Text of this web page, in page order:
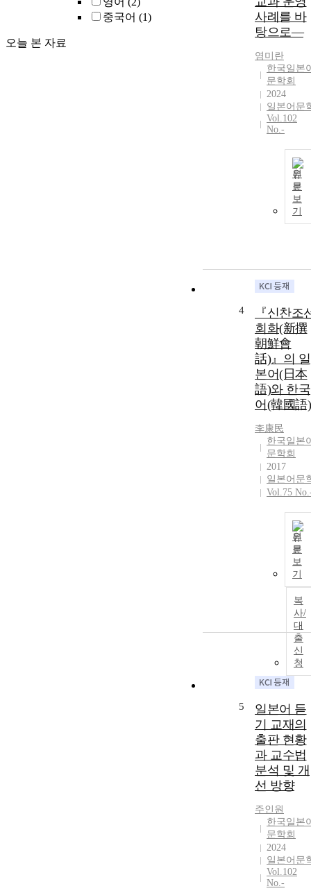
중국어 (1)
오늘 본 자료
사례를 바
탕으로―
염미란
한국일본
문학회
2024
일본어문
Vol.102
No.-
원
문
보
기
4
『신찬조
회화(新撰
朝鮮會
話)』의 일
본어(日本
語)와 한국
어(韓國語)
李康民
한국일본
문학회
2017
일본어문
Vol.75
원
문
보
기
복
사/
대
출
신
청
5
일본어 듣
기 교재의
출판 현황
과 교수법
분석 및 개
선 방향
주인원
한국일본
문학회
2024
일본어문
Vol.102
No.-